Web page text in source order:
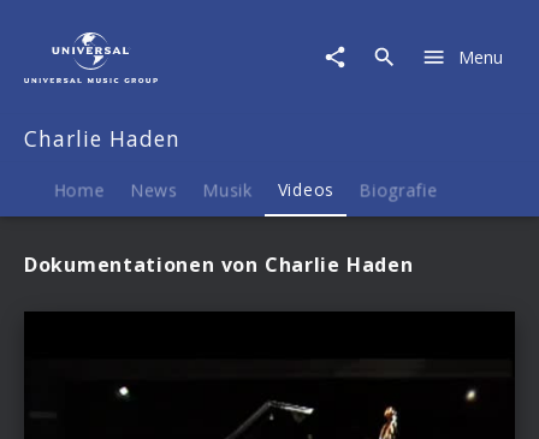
Videos
Menu
Charlie Haden
Home News Musik Videos Biografie
Dokumentationen von Charlie Haden